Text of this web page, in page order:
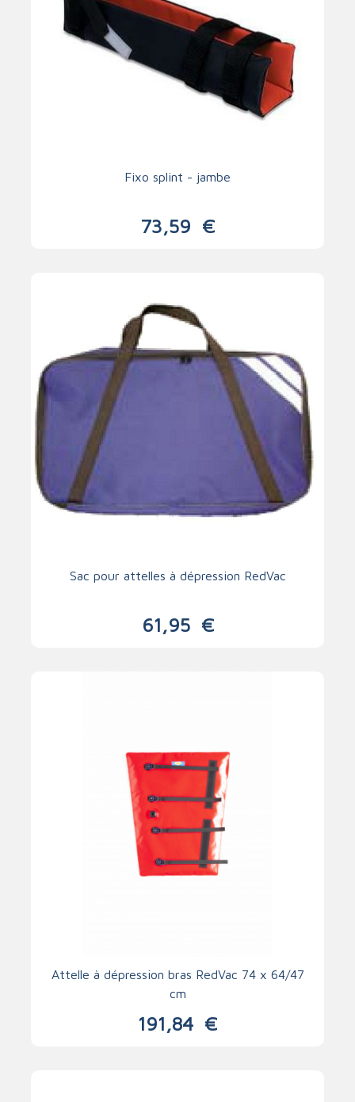
Fixo splint - jambe
73,59 €
Sac pour attelles à dépression RedVac
61,95 €
Attelle à dépression bras RedVac 74 x 64/47
cm
191,84 €